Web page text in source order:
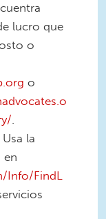
lucro que
o
o
.
Usa la
en
Info/FindL